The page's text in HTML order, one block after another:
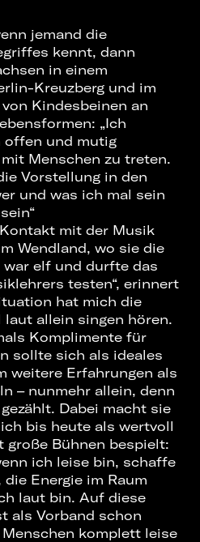
jemand die
kennt, dann
in einem
Kreuzberg und im
Kindesbeinen an
„Ich
offen und mutig
Menschen zu treten.
Vorstellung in den
und was ich mal sein
mit der Musik
Wendland, wo sie die
war elf und durfte das
testen“, erinnert
hat mich die
laut allein singen hören.
Komplimente für
sollte sich als ideales
weitere Erfahrungen als
– nunmehr allein, denn
Dabei macht sie
bis heute als wertvoll
große Bühnen bespielt:
ich leise bin, schaffe
Energie im Raum
laut bin. Auf diese
als Vorband schon
komplett leise